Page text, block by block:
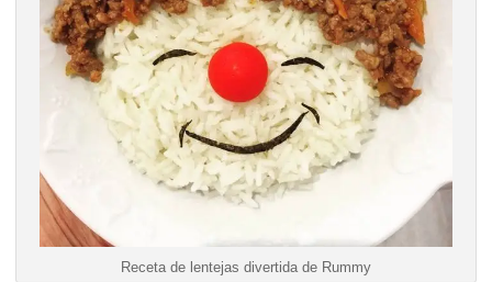
Receta de lentejas divertida de Rummy